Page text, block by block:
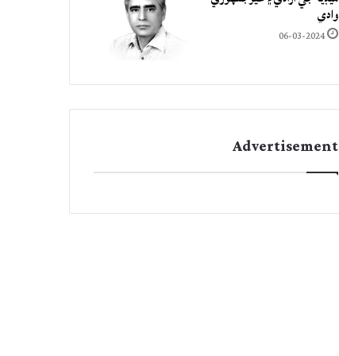
وادي
06-03-2024
Advertisement